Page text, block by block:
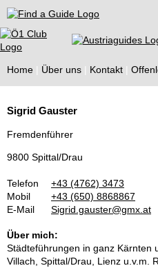
Find a Guide
Home Über uns Kontakt
Guides
Sigrid Gauster
Fremdenführer
9800 Spittal/Drau
Telefon
+43 (4762) 3473
Mobil
+43 (650) 8868867
E-Mail
Sigrid.gauster@gmx.at
Über mich:
Städteführungen in ganz Kärnten
Villach, Spittal/Drau, Lienz u.v.m.